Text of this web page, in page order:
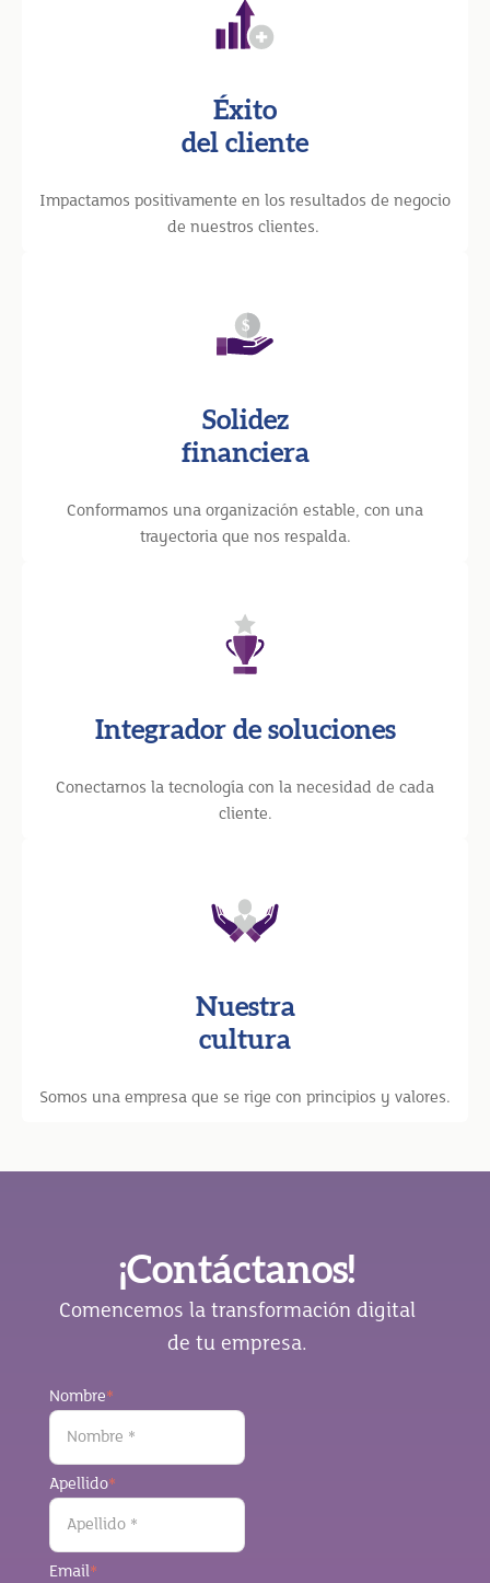
Éxito
del cliente
Impactamos positivamente en los resultados de negocio
de nuestros clientes.
Solidez
financiera
Conformamos una organización estable, con una
trayectoria que nos respalda.
Integrador de soluciones
Conectarnos la tecnología con la necesidad de cada
cliente.
Nuestra
cultura
Somos una empresa que se rige con principios y valores.
¡Contáctanos!
Comencemos la transformación digital
de tu empresa.
Nombre*
Apellido*
Email*